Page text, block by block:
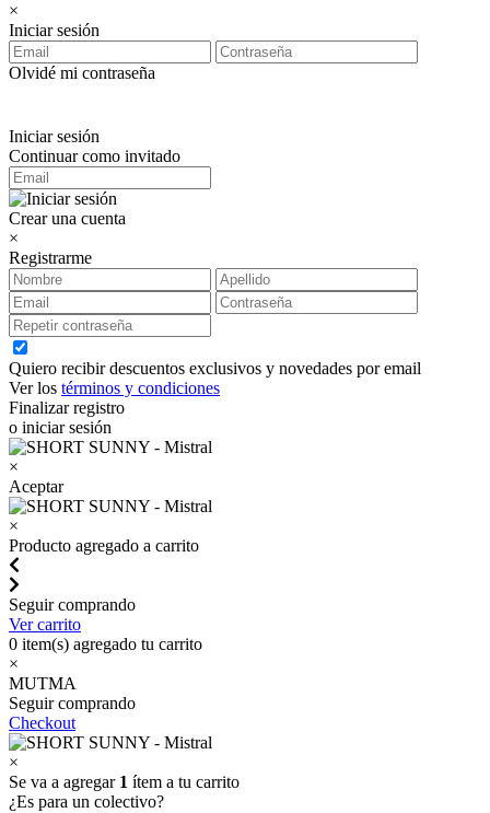
×
Iniciar sesión
Olvidé mi contraseña
Iniciar sesión
Continuar como invitado
Crear una cuenta
×
Registrarme
Quiero recibir descuentos exclusivos y novedades por email
Ver los términos y condiciones
Finalizar registro
o iniciar sesión
×
Aceptar
×
Producto agregado a carrito
Seguir comprando
Ver carrito
0 item(s) agregado tu carrito
×
MUTMA
Seguir comprando
Checkout
×
Se va a agregar 1 ítem a tu carrito
¿Es para un colectivo?